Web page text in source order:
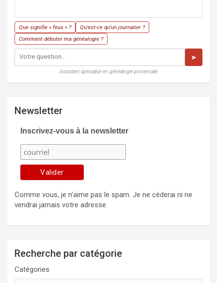
Que signifie « feus » ?
Qu'est-ce qu'un journalier ?
Comment débuter ma généalogie ?
➤
Assistant spécialisé en généalogie provençale
Newsletter
Inscrivez-vous à la newsletter
Comme vous, je n'aime pas le spam. Je ne cèderai ni ne
vendrai jamais votre adresse.
Recherche par catégorie
Catégories